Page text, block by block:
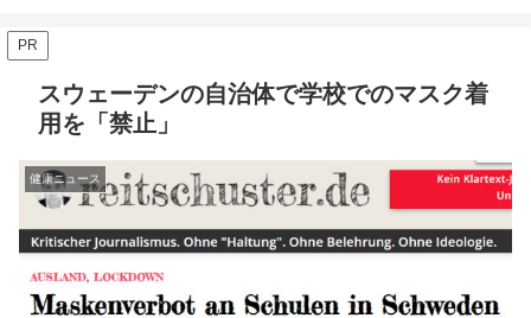
PR
スウェーデンの自治体で学校でのマスク着
用を「禁止」
健康ニュース